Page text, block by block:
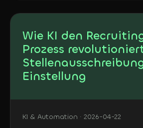
Wie KI den
Prozess
Einstellung
KI & Automation · 2026-04-22